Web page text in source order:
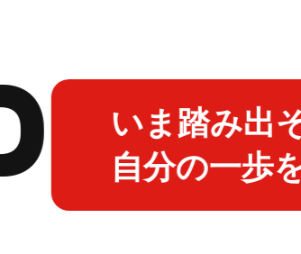
いま踏み出そう!
自分の一歩を。